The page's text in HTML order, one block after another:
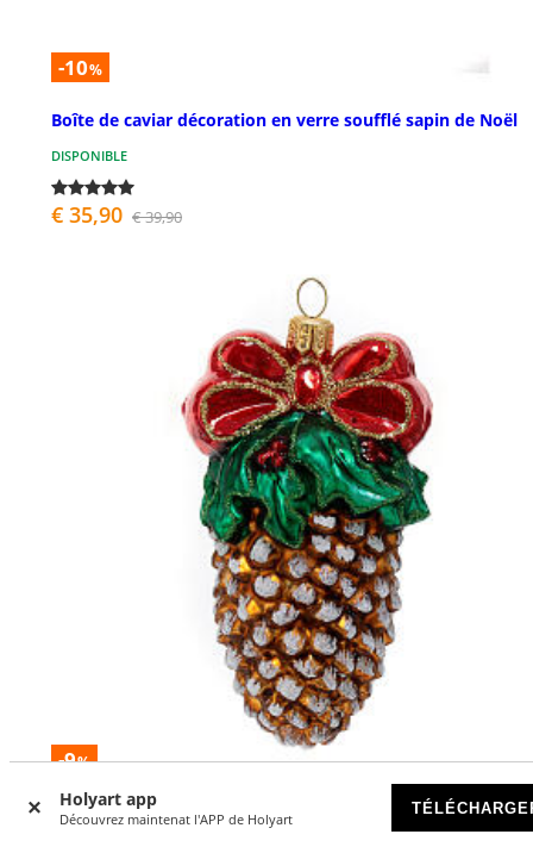
Holyart app
Découvrez maintenat l'APP de Holyart
-10%
Boîte de caviar décoration en verre soufflé sapin de Noël
DISPONIBLE
€ 35,90 € 39,90
-9%
Pomme de pin de Noël décoration en verre soufflé pour
de Noël